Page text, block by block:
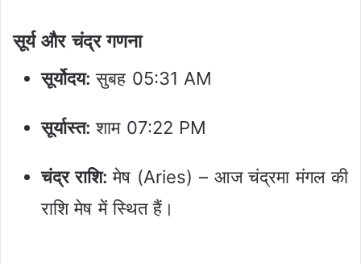
सूर्य और चंद्र गणना
सूर्योदय: सुबह 05:31 AM
सूर्यास्त: शाम 07:22 PM
चंद्र राशि: मेष (Aries) – आज चंद्रमा मंगल की
राशि मेष में स्थित हैं।